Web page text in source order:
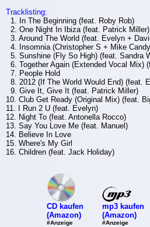
Tracklisting:
1. In The Beginning (feat. Roby Rob)
2. One Night In Ibiza (feat. Patrick Miller)
3. Around The World (feat. Evelyn +
4. Insomnia (Christopher S + Mike
5. Sunshine (Fly So High) (feat. Sandra
6. Together Again (Extended Vocal Mix)
7. People Hold
8. 2012 (If The World Would End) (feat.
9. Give It, Give It (feat. Patrick Miller)
10. Club Get Ready (Original Mix) (feat.
11. I Run 2 U (feat. Evelyn)
12. Night To (feat. Antonella Rocco)
13. Say You Love Me (feat. Manuel)
14. Believe In Love
15. Where's My Girl
16. Children (feat. Jack Holiday)
CD kaufen
(Amazon)
#Anzeige
mp3 kaufen
(Amazon)
#Anzeige